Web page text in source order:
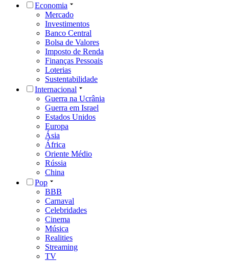
Economia
Mercado
Investimentos
Banco Central
Bolsa de Valores
Imposto de Renda
Finanças Pessoais
Loterias
Sustentabilidade
Internacional
Guerra na Ucrânia
Guerra em Israel
Estados Unidos
Europa
Ásia
África
Oriente Médio
Rússia
China
Pop
BBB
Carnaval
Celebridades
Cinema
Música
Realities
Streaming
TV